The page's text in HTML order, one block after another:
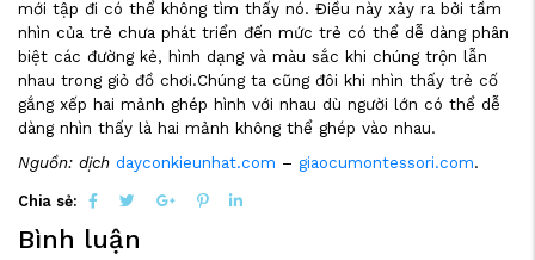
mới tập đi có thể không tìm thấy nó. Điều này xảy ra bởi tầm
nhìn của trẻ chưa phát triển đến mức trẻ có thể dễ dàng phân
biệt các đường kẻ, hình dạng và màu sắc khi chúng trộn lẫn
nhau trong giỏ đồ chơi.Chúng ta cũng đôi khi nhìn thấy trẻ cố
gắng xếp hai mảnh ghép hình với nhau dù người lớn có thể dễ
dàng nhìn thấy là hai mảnh không thể ghép vào nhau.
Nguồn: dịch dayconkieunhat.com – giaocumontessori.com.
Chia sẻ:
Bình luận